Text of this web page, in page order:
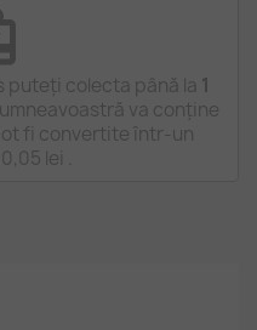
colecta până la 1
va conține
fi convertite într-un
0,05 lei